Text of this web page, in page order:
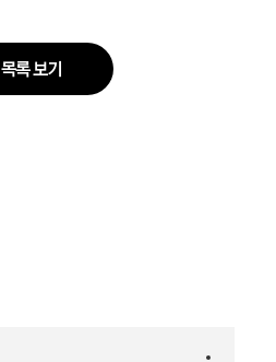
목록 보기